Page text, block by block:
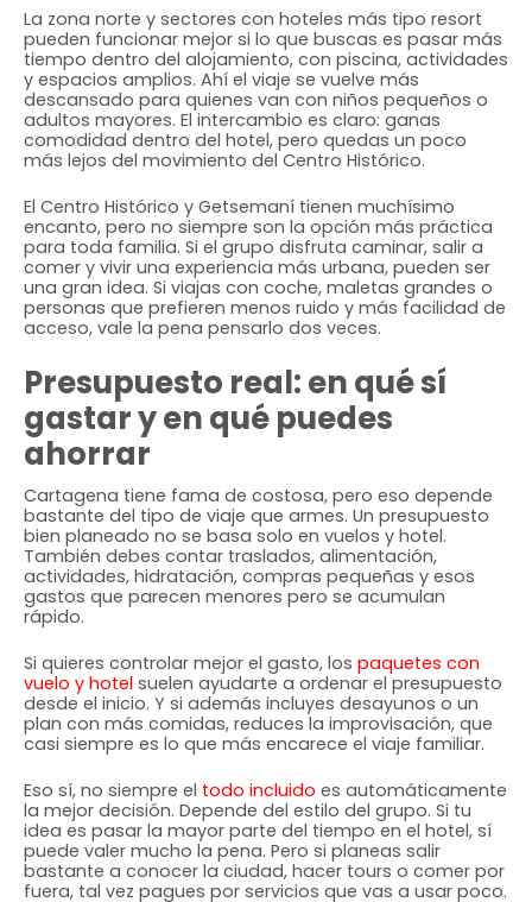
La zona norte y sectores con hoteles más tipo resort
pueden funcionar mejor si lo que buscas es pasar más
tiempo dentro del alojamiento, con piscina, actividades
y espacios amplios. Ahí el viaje se vuelve más
descansado para quienes van con niños pequeños o
adultos mayores. El intercambio es claro: ganas
comodidad dentro del hotel, pero quedas un poco
más lejos del movimiento del Centro Histórico.
El Centro Histórico y Getsemaní tienen muchísimo
encanto, pero no siempre son la opción más práctica
para toda familia. Si el grupo disfruta caminar, salir a
comer y vivir una experiencia más urbana, pueden ser
una gran idea. Si viajas con coche, maletas grandes o
personas que prefieren menos ruido y más facilidad de
acceso, vale la pena pensarlo dos veces.
Presupuesto real: en qué sí
gastar y en qué puedes
ahorrar
Cartagena tiene fama de costosa, pero eso depende
bastante del tipo de viaje que armes. Un presupuesto
bien planeado no se basa solo en vuelos y hotel.
También debes contar traslados, alimentación,
actividades, hidratación, compras pequeñas y esos
gastos que parecen menores pero se acumulan
rápido.
Si quieres controlar mejor el gasto, los paquetes con
vuelo y hotel suelen ayudarte a ordenar el presupuesto
desde el inicio. Y si además incluyes desayunos o un
plan con más comidas, reduces la improvisación, que
casi siempre es lo que más encarece el viaje familiar.
Eso sí, no siempre el todo incluido es automáticamente
la mejor decisión. Depende del estilo del grupo. Si tu
idea es pasar la mayor parte del tiempo en el hotel, sí
puede valer mucho la pena. Pero si planeas salir
bastante a conocer la ciudad, hacer tours o comer por
fuera, tal vez pagues por servicios que vas a usar poco.